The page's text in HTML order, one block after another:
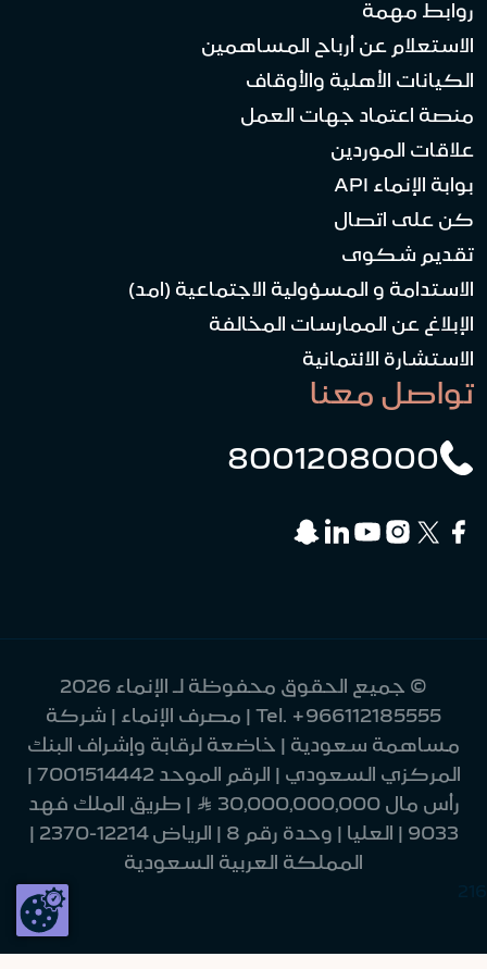
روابط مهمة
الاستعلام عن أرباح المساهمين
الكيانات الأهلية والأوقاف
منصة اعتماد جهات العمل
علاقات الموردين
بوابة الإنماء API
كن على اتصال
تقديم شكوى
الاستدامة و المسؤولية الاجتماعية (امد)
الإبلاغ عن الممارسات المخالفة
الاستشارة الائتمانية
تواصل معنا
8001208000
© جميع الحقوق محفوظة لـ الإنماء 2026
Tel. +966112185555
| مصرف الإنماء | شركة
مساهمة سعودية | خاضعة لرقابة وإشراف البنك
المركزي السعودي | الرقم الموحد 7001514442 |
رأس مال 30,000,000,000 Ʀ | طريق الملك فهد
9033 | العليا | وحدة رقم 8 | الرياض 12214-2370 |
المملكة العربية السعودية